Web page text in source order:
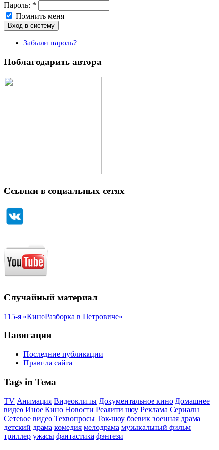
Пароль: *
Помнить меня
Забыли пароль?
Поблагодарить автора
Ссылки в социальных сетях
Случайный материал
115-я «КиноРазборка в Петровиче»
Навигация
Последние публикации
Правила сайта
Tags in Тема
TV Анимация Видеоклипы Документальное кино Домашнее
видео Иное Кино Новости Реалити шоу Реклама Сериалы
Сетевое видео Техвопросы Ток-шоу боевик военная драма
детский драма комедия мелодрама музыкальный фильм
триллер ужасы фантастика фэнтези